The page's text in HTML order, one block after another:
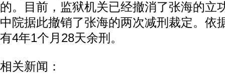
的。目前，监狱机关已经撤消了张海的立
中院据此撤销了张海的两次减刑裁定。依
有4年1个月28天余刑。
相关新闻：